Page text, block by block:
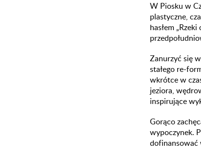
W Piosku w
plastyczne,
hasłem
Zanurzyć się
stałego re-
wkrótce w
jeziora,
inspirujące
Gorąco
wypoczynek.
dofinansować